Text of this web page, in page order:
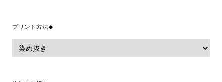
プリント方法◆